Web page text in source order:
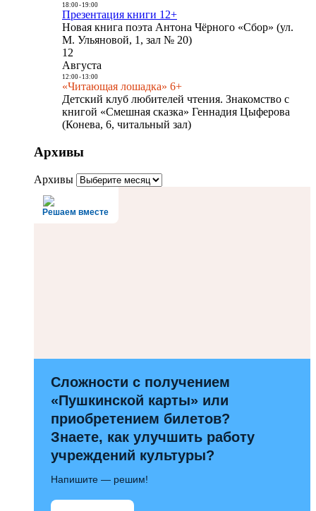
18:00- 19:00
Презентация книги 12+
Новая книга поэта Антона Чёрного «Сбор» (ул.
М. Ульяновой, 1, зал № 20)
12
Августа
12:00- 13:00
«Читающая лошадка» 6+
Детский клуб любителей чтения. Знакомство с
книгой «Смешная сказка» Геннадия Цыферова
(Конева, 6, читальный зал)
Архивы
Архивы
Решаем вместе
Сложности с получением
«Пушкинской карты» или
приобретением билетов?
Знаете, как улучшить работу
учреждений культуры?
Напишите — решим!